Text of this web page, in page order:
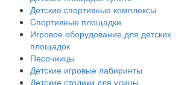
Детские спортивные комплексы
Cпортивные площадки
Игровое оборудование для детских
площадок
Песочницы
Детские игровые лабиринты
Детские столики для улицы